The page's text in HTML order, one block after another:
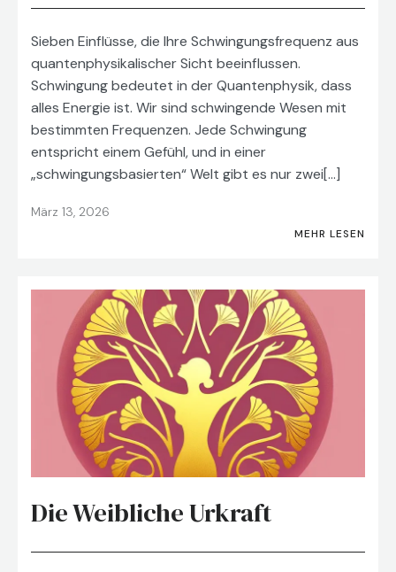
Sieben Einflüsse, die Ihre Schwingungsfrequenz aus
quantenphysikalischer Sicht beeinflussen.
Schwingung bedeutet in der Quantenphysik, dass
alles Energie ist. Wir sind schwingende Wesen mit
bestimmten Frequenzen. Jede Schwingung
entspricht einem Gefühl, und in einer
„schwingungsbasierten“ Welt gibt es nur zwei[…]
März 13, 2026
MEHR LESEN
Die Weibliche Urkraft